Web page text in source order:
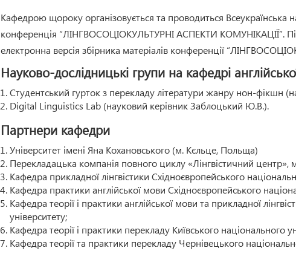
Кафедрою щороку організовується та проводиться Всеукраїнська
конференція “ЛІНГВОСОЦІОКУЛЬТУРНІ АСПЕКТИ КОМУНІКАЦІЇ”.
електронна версія збірника матеріалів конференції
Науково-дослідницькі групи на кафедрі
Студентський гурток з перекладу літератури жанру нон-фікшн
Digital Linguistics Lab (науковий керівник Заблоцький Ю.В.).
Партнери кафедри
Університет імені Яна Кохановського (м. Кєльце, Польща)
Перекладацька компанія повного циклу «Лінгвістичний центр»,
Кафедра прикладної лінгвістики Східноєвропейського
Кафедра практики англійської мови Східноєвропейського
Кафедра теорії і практики англійської мови та прикладної
університету;
Кафедра теорії і практики перекладу Київського національного
Кафедра теорії та практики перекладу Чернівецького